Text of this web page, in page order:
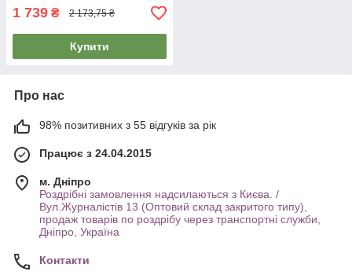
1 739 ₴ 2 173,75 ₴
Купити
Про нас
98% позитивних з 55 відгуків за рік
Працює з 24.04.2015
м. Дніпро
Роздрібні замовлення надсилаються з Києва. /
Вул.Журналістів 13 (Оптовий склад закритого типу),
продаж товарів по роздрібу через транспортні служби,
Дніпро, Україна
Контакти